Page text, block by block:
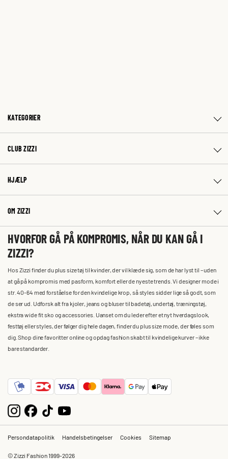
KATEGORIER
CLUB ZIZZI
HJÆLP
OM ZIZZI
HVORFOR GÅ PÅ KOMPROMIS, NÅR DU KAN GÅ I
ZIZZI?
Hos Zizzi finder du plus size tøj til kvinder, der vil klæde sig, som de har lyst til – uden
at gå på kompromis med pasform, komfort eller de nyeste trends. Vi designer mode i
str. 40-64 med forståelse for den kvindelige krop, så styles sidder lige så godt, som
de ser ud. Udforsk alt fra kjoler, jeans og bluser til badetøj, undertøj, træningstøj,
ekstra wide fit sko og accessories. Uanset om du leder efter et nyt hverdagslook,
festtøj eller styles, der følger dig hele dagen, finder du plus size mode, der føles som
dig. Shop dine favoritter online og opdag fashion skabt til kvindelige kurver – ikke
bare standarder.
Persondatapolitik Handelsbetingelser Cookies Sitemap
© Zizzi Fashion 1999-2026